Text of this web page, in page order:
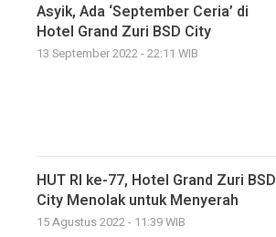
Asyik, Ada ‘September Ceria’ di
Hotel Grand Zuri BSD City
13 September 2022 - 22:11 WIB
HUT RI ke-77, Hotel Grand Zuri BSD
City Menolak untuk Menyerah
15 Agustus 2022 - 11:39 WIB